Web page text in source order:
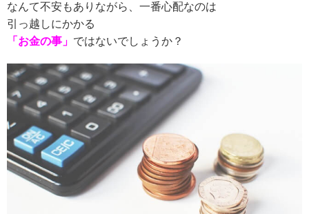
なんて不安もありながら、一番心配なのは
引っ越しにかかる
「お金の事」 ではないでしょうか？